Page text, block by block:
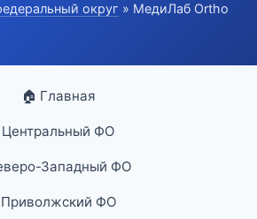
округ » МедиЛаб Ortho
🏠 Главная
Центральный ФО
Западный ФО
Приволжский ФО